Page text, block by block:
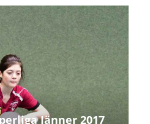
Jänner 2017